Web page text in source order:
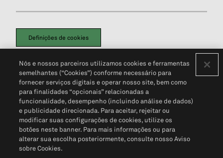
Definições de cookies
Política de PrivacidadePortal de privacidade do cliente (em inglês)
Não Venda Minhas Informações Pessoais© 2026 S&P Global
Nós e nossos parceiros utilizamos cookies e ferramentas
semelhantes (“Cookies”) conforme necessário para
fornecer serviços digitais e operar nosso site, bem como
para finalidades “opcionais” relacionadas a
funcionalidade, desempenho (incluindo análise de dados)
e publicidade direcionada. Para aceitar, rejeitar ou
modificar suas configurações de cookies, utilize os
botões neste banner. Para mais informações ou para
alterar sua escolha posteriormente, consulte nosso Aviso
sobre Cookies.